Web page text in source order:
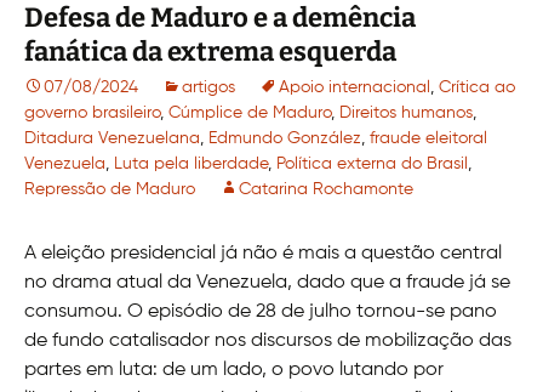
Defesa de Maduro e a demência
fanática da extrema esquerda
07/08/2024 artigos Apoio internacional , Crítica ao
governo brasileiro, Cúmplice de Maduro, Direitos humanos,
Ditadura Venezuelana, Edmundo González, fraude eleitoral
Venezuela, Luta pela liberdade, Política externa do Brasil ,
Repressão de Maduro
Catarina Rochamonte
A eleição presidencial já não é mais a questão central
no drama atual da Venezuela, dado que a fraude já se
consumou. O episódio de 28 de julho tornou-se pano
de fundo catalisador nos discursos de mobilização das
partes em luta: de um lado, o povo lutando por